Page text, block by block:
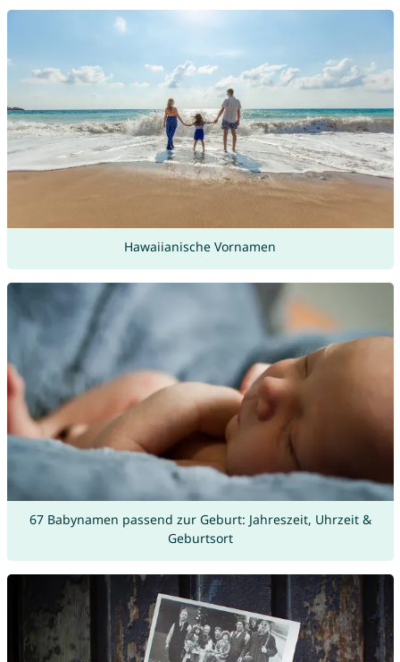
Hawaiianische Vornamen
67 Babynamen passend zur Geburt: Jahreszeit, Uhrzeit &
Geburtsort